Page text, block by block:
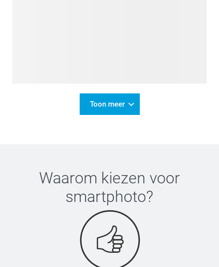
Toon meer
Waarom kiezen voor
smartphoto?